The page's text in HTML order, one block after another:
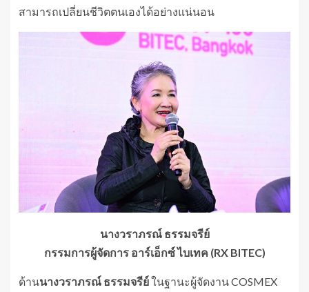
สามารถเปลี่ยนชีวิตตนเองได้อย่างแน่นอน
นางวราภรณ์ ธรรมจรีย์
กรรมการผู้จัดการ อาร์เอ็กซ์ ไบเทค (RX BITEC)
ด้านนางวราภรณ์ ธรรมจรีย์ในฐานะผู้จัดงาน COSMEX